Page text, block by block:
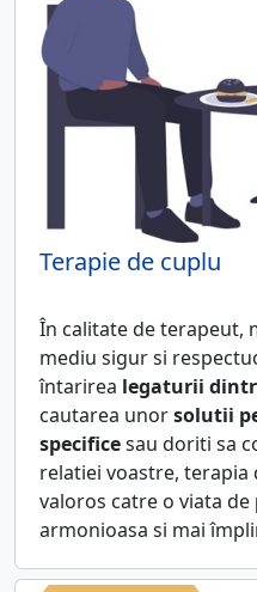
Terapie de cuplu
În calitate de terapeut,
mediu sigur si
întarirea legaturii
cautarea unorsolutii
specificesau doriti sa
relatiei voastre, terapia
valoros catre o viata de
armonioasa si mai